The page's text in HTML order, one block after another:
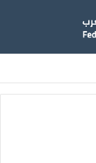
وسط قطاع غزة